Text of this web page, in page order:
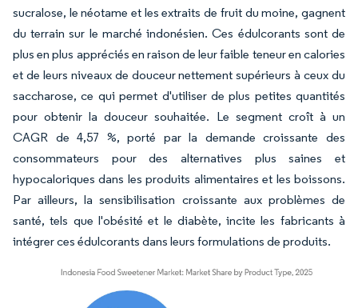
sucralose, le néotame et les extraits de fruit du moine, gagnent
du terrain sur le marché indonésien. Ces édulcorants sont de
plus en plus appréciés en raison de leur faible teneur en calories
et de leurs niveaux de douceur nettement supérieurs à ceux du
saccharose, ce qui permet d'utiliser de plus petites quantités
pour obtenir la douceur souhaitée. Le segment croît à un
CAGR de 4,57 %, porté par la demande croissante des
consommateurs pour des alternatives plus saines et
hypocaloriques dans les produits alimentaires et les boissons.
Par ailleurs, la sensibilisation croissante aux problèmes de
santé, tels que l'obésité et le diabète, incite les fabricants à
intégrer ces édulcorants dans leurs formulations de produits.